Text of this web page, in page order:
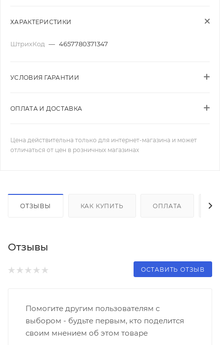
ХАРАКТЕРИСТИКИ
ШтрихКод — 4657780371347
УСЛОВИЯ ГАРАНТИИ
ОПЛАТА И ДОСТАВКА
Цена действительна только для интернет-магазина и может
отличаться от цен в розничных магазинах
ОТЗЫВЫ КАК КУПИТЬ ОПЛАТА
Отзывы
ОСТАВИТЬ ОТЗЫВ
Помогите другим пользователям с
выбором - будьте первым, кто поделится
своим мнением об этом товаре